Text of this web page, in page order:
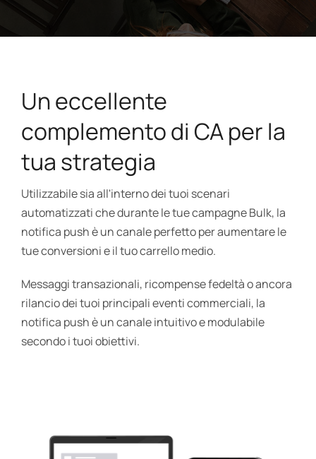
Un eccellente
complemento di CA per la
tua strategia
Utilizzabile sia all'interno dei tuoi scenari
automatizzati che durante le tue campagne Bulk, la
notifica push è un canale perfetto per aumentare le
tue conversioni e il tuo carrello medio.
Messaggi transazionali, ricompense fedeltà o ancora
rilancio dei tuoi principali eventi commerciali, la
notifica push è un canale intuitivo e modulabile
secondo i tuoi obiettivi.